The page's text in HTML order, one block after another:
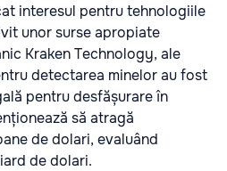
interesul pentru tehnologiile
unor surse apropiate
Kraken Technology, ale
detectarea minelor au fost
pentru desfășurare în
să atragă
de dolari, evaluând
de dolari.